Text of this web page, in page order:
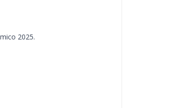
2025.